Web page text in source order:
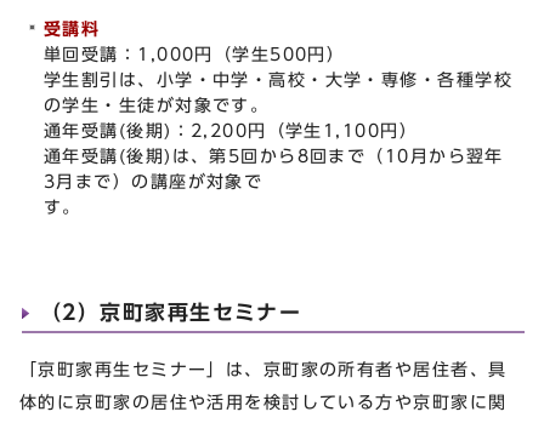
受講料
単回受講：1,000円（学生500円）
学生割引は、小学・中学・高校・大学・専修・各種学校
の学生・生徒が対象です。
通年受講(後期)：2,200円（学生1,100円）
通年受講(後期)は、第5回から8回まで（10月から翌年
3月まで）の講座が対象で
す
（2）京町家再生セミナー
「京町家再生セミナー」は、京町家の所有者や居住者、具
体的に京町家の居住や活用を検討している方や京町家に関